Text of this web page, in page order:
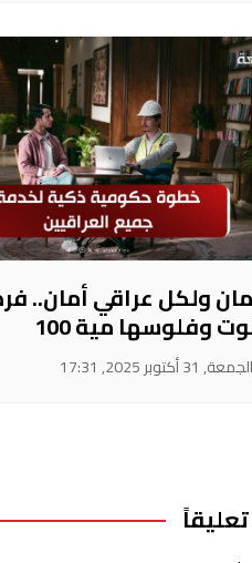
ولكل عراقي أمان..
وفلوسها مية 100
الجمعة, 31 أكتوبر 2025, 17:31